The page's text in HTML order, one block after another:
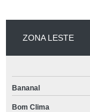
ZONA LESTE
Bananal
Bom Clima